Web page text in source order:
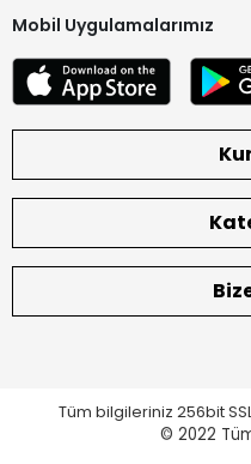
Mobil Uygulamalarımız
Tüm bilgileriniz 256bit
© 2022